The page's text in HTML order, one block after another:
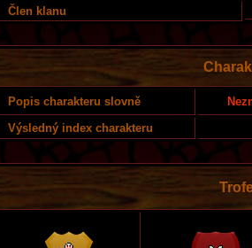
Člen klanu
Popis charakteru slovně
Výsledný index charakteru